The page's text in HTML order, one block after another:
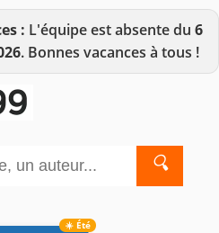
: L'équipe est absente du 6
. Bonnes vacances à tous !
🔍